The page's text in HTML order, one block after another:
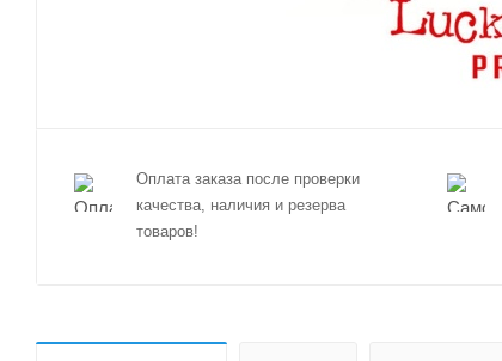
Оплата заказа после проверки
качества, наличия и резерва
товаров!